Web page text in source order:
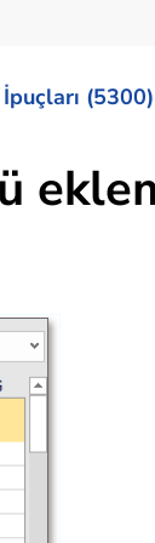
(5300)